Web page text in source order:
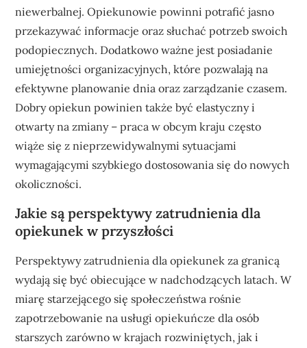
niewerbalnej. Opiekunowie powinni potrafić jasno
przekazywać informacje oraz słuchać potrzeb swoich
podopiecznych. Dodatkowo ważne jest posiadanie
umiejętności organizacyjnych, które pozwalają na
efektywne planowanie dnia oraz zarządzanie czasem.
Dobry opiekun powinien także być elastyczny i
otwarty na zmiany – praca w obcym kraju często
wiąże się z nieprzewidywalnymi sytuacjami
wymagającymi szybkiego dostosowania się do nowych
okoliczności.
Jakie są perspektywy zatrudnienia dla
opiekunek w przyszłości
Perspektywy zatrudnienia dla opiekunek za granicą
wydają się być obiecujące w nadchodzących latach. W
miarę starzejącego się społeczeństwa rośnie
zapotrzebowanie na usługi opiekuńcze dla osób
starszych zarówno w krajach rozwiniętych, jak i